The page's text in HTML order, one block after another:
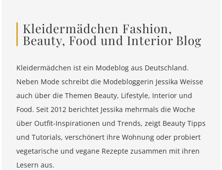
Kleidermädchen Fashion,
Beauty, Food und Interior Blog
Kleidermädchen ist ein Modeblog aus Deutschland.
Neben Mode schreibt die Modebloggerin Jessika Weisse
auch über die Themen Beauty, Lifestyle, Interior und
Food. Seit 2012 berichtet Jessika mehrmals die Woche
über Outfit-Inspirationen und Trends, zeigt Beauty Tipps
und Tutorials, verschönert ihre Wohnung oder probiert
vegetarische und vegane Rezepte zusammen mit ihren
Lesern aus.